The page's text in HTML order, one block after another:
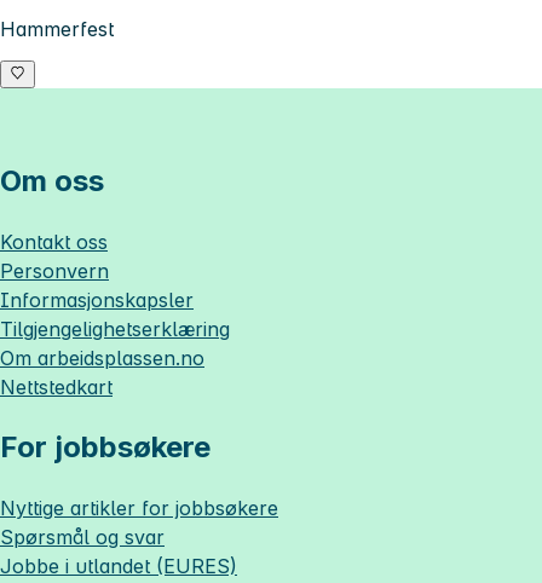
Hammerfest
Om oss
Kontakt oss
Personvern
Informasjonskapsler
Tilgjengelighetserklæring
Om arbeidsplassen.no
Nettstedkart
For jobbsøkere
Nyttige artikler for jobbsøkere
Spørsmål og svar
Jobbe i utlandet (EURES)